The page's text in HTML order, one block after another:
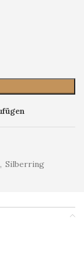
, Silberring